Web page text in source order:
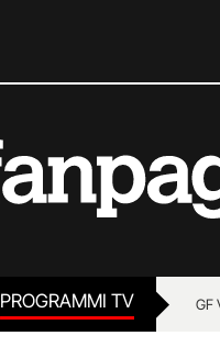
PROGRAMMI TV GF